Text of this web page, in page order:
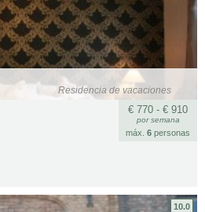
Residencia de vacaciones
€ 770 - € 910
por semana
máx. 6 personas
10.0